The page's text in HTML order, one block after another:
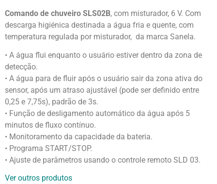
Comando de chuveiro SLS02B, com misturador, 6 V. Com
descarga higiénica destinada a água fria e quente, com
temperatura regulada por misturador, da marca Sanela.
• A água flui enquanto o usuário estiver dentro da zona de
detecção.
• A água para de fluir após o usuário sair da zona ativa do
sensor, após um atraso ajustável (pode ser definido entre
0,25 e 7,75s), padrão de 3s.
• Função de desligamento automático da água após 5
minutos de fluxo contínuo.
• Monitoramento da capacidade da bateria.
• Programa START/STOP.
• Ajuste de parâmetros usando o controle remoto SLD 03.
Ver outros produtos